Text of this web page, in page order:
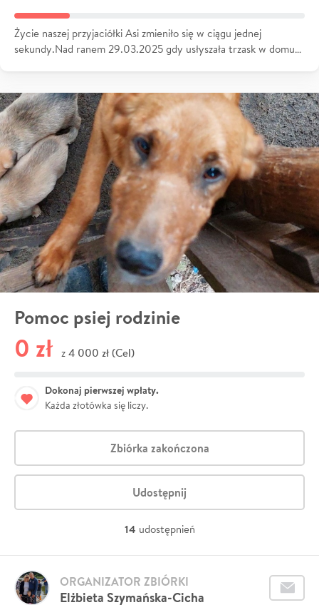
Życie naszej przyjaciółki Asi zmieniło się w ciągu jednej
sekundy.Nad ranem 29.03.2025 gdy usłyszała trzask w domu…
Pomoc psiej rodzinie
0 zł z 4 000 zł (Cel)
Dokonaj pierwszej wpłaty.
Każda złotówka się liczy.
Zbiórka zakończona
Udostępnij
14 udostępnień
Elżbieta Szymańska-Cicha
ORGANIZATOR ZBIÓRKI